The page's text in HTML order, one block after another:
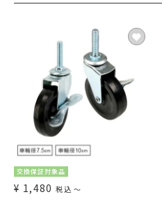
交換保証対象品
¥ 1,480 税込 〜